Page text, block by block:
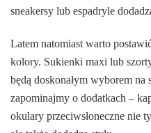
sneakersy lub espadryle
Latem natomiast warto
kolory. Sukienki maxi lub
będą doskonałym wyborem
zapominajmy o dodatkach –
okulary przeciwsłoneczne nie